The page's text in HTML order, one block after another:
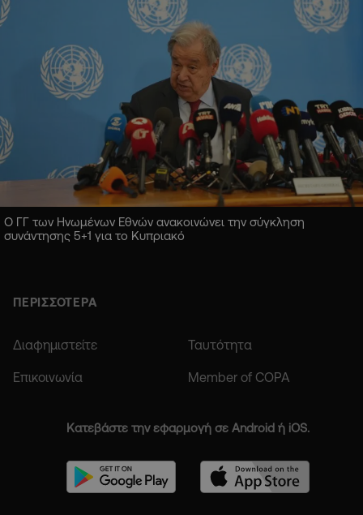
Ο ΓΓ των Ηνωμένων Εθνών ανακοινώνει την σύγκληση
συνάντησης 5+1 για το Κυπριακό
ΠΕΡΙΣΣΟΤΕΡΑ
Διαφημιστείτε Ταυτότητα
Επικοινωνία Member of COPA
Κατεβάστε την εφαρμογή σε Android ή iOS.